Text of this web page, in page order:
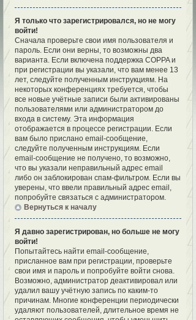
Я только что зарегистрировался, но не могу
войти!
Сначала проверьте свои имя пользователя и
пароль. Если они верны, то возможны два
варианта. Если включена поддержка COPPA и
при регистрации вы указали, что вам менее 13
лет, следуйте полученным инструкциям. На
некоторых конференциях требуется, чтобы
все новые учётные записи были активированы
пользователями или администратором до
входа в систему. Эта информация
отображается в процессе регистрации. Если
вам было прислано email-сообщение,
следуйте полученным инструкциям. Если
email-сообщение не получено, то возможно,
что вы указали неправильный адрес email
либо он заблокирован спам-фильтром. Если вы
уверены, что ввели правильный адрес email,
попробуйте связаться с администратором.
Вернуться к началу
Я давно зарегистрирован, но больше не могу
войти!
Попытайтесь найти email-сообщение,
присланное вам при регистрации, проверьте
свои имя и пароль и попробуйте войти снова.
Возможно, администратор деактивировал или
удалил вашу учётную запись по каким-то
причинам. Многие конференции периодически
удаляют пользователей, длительное время не